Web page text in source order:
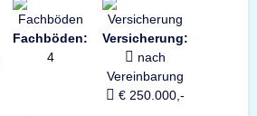
Fachböden:
4
Versicherung:
nach
Vereinbarung
€ 250.000,-